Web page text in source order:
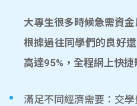
大專生很多時候急需資
根據過往同學們的良好
高達95%，全程網上快捷
滿足不同經濟需要：交